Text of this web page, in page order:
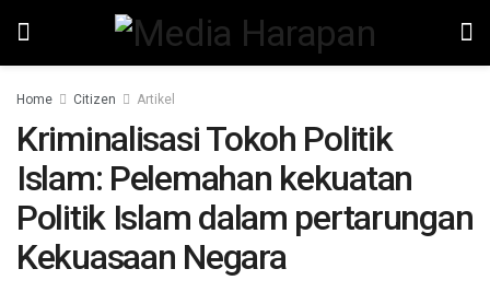
Home Citizen Artikel
Kriminalisasi Tokoh Politik
Islam: Pelemahan kekuatan
Politik Islam dalam pertarungan
Kekuasaan Negara